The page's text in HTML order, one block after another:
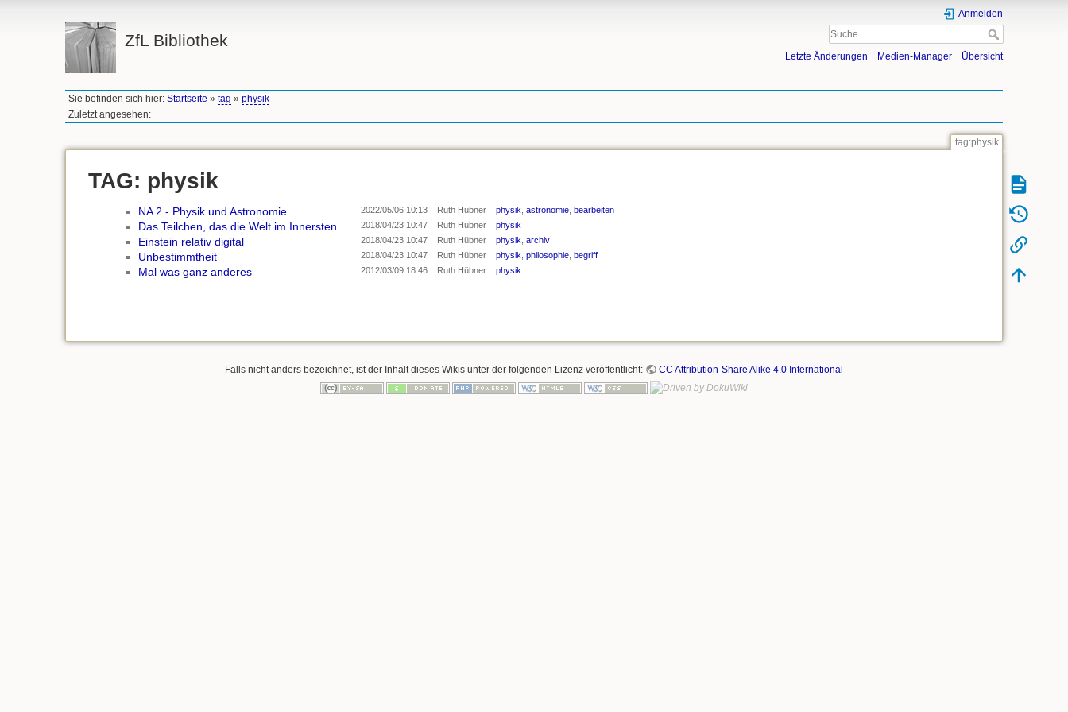
ZfL Bibliothek
Anmelden
Letzte Änderungen Medien-Manager Übersicht
Sie befinden sich hier:Startseite »tag »physik
Zuletzt angesehen:
tag:physik
TAG: physik
NA 2 - Physik und Astronomie 2022/05/06 10:13 Ruth Hübner physik astronomie bearbeiten
Das Teilchen, das die Welt im Innersten ... 2018/04/23 10:47 Ruth Hübner physik
Einstein relativ digital 2018/04/23 10:47 Ruth Hübner physik archiv
Unbestimmtheit 2018/04/23 10:47 Ruth Hübner physik philosophie begriff
Mal was ganz anderes 2012/03/09 18:46 Ruth Hübner physik
Falls nicht anders bezeichnet, ist der Inhalt dieses Wikis unter der folgenden Lizenz veröffentlicht: CC Attribution-Share Alike 4.0 International